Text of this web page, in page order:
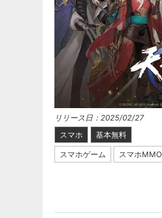
リリース日：2025/02/27
スマホ
基本無料
スマホゲーム スマホMMO